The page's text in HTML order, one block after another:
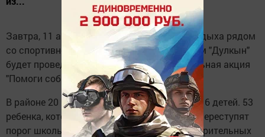
Завтра, 11 августа, в Сарманово в парке отдыха рядом
со спортивно-оздоровительном комплексом "Дулкын"
будет проведена ежегодная благотворительная акция
"Помоги собраться в школу".
В районе 20 школ, в первый класс пойдут 416 детей. 53
ребенка, которые 1 сентября в первый раз переступят
порог школы, станут участниками благотворительных